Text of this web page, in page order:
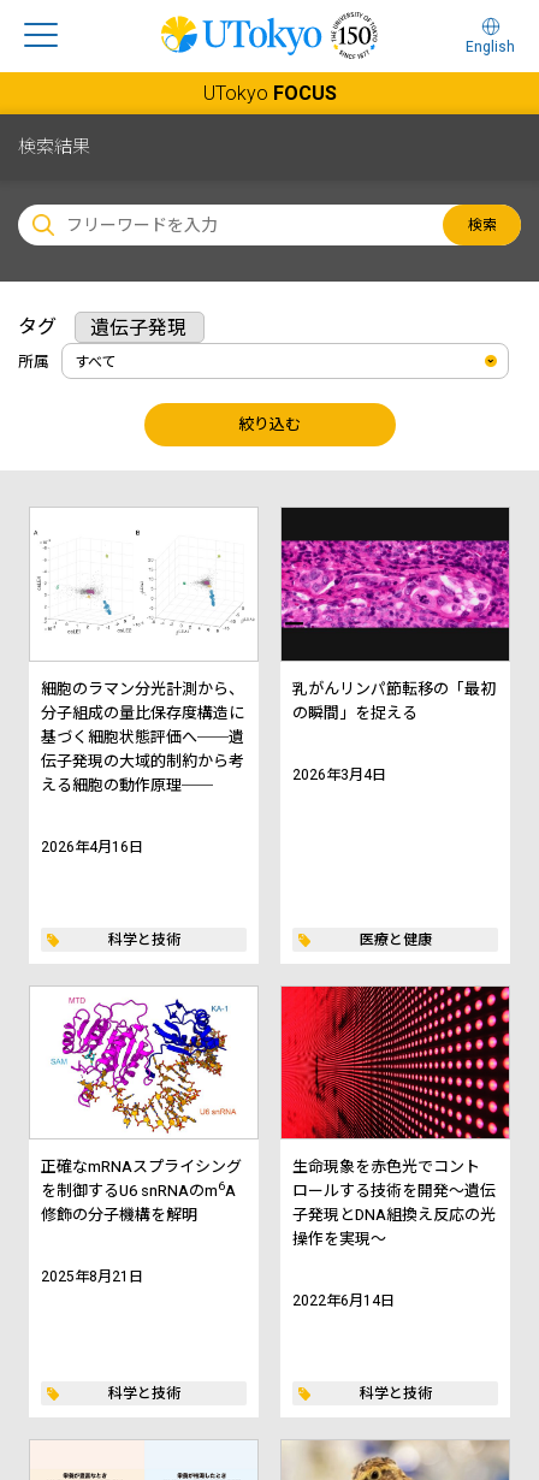
English
UTokyo FOCUS
検索結果
検索
タグ 遺伝子発現
所属
絞り込む
細胞のラマン分光計測から、
分子組成の量比保存度構造に
基づく細胞状態評価へ──遺
伝子発現の大域的制約から考
える細胞の動作原理──
2026年4月16日
科学と技術
乳がんリンパ節転移の「最初
の瞬間」を捉える
2026年3月4日
医療と健康
正確なmRNAスプライシング
を制御するU6 snRNAのm6A
修飾の分子機構を解明
2025年8月21日
科学と技術
生命現象を赤色光でコント
ロールする技術を開発～遺伝
子発現とDNA組換え反応の光
操作を実現～
2022年6月14日
科学と技術